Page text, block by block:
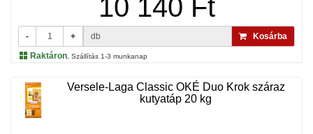
10 140 Ft
- + db
Kosárba
Raktáron , Szállítás 1-3 munkanap
Versele-Laga Classic OKÉ Duo Krok száraz
kutyatáp 20 kg